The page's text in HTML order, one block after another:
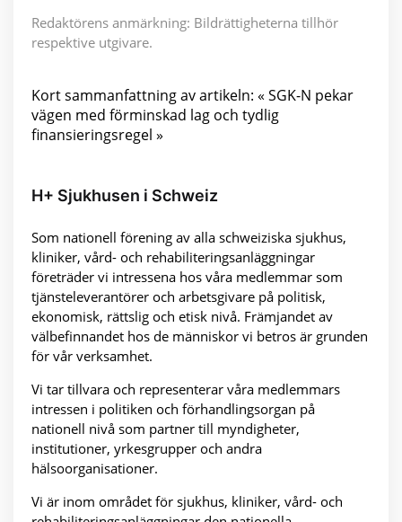
Redaktörens anmärkning: Bildrättigheterna tillhör
respektive utgivare.
Kort sammanfattning av artikeln: « SGK-N pekar
vägen med förminskad lag och tydlig
finansieringsregel »
H+ Sjukhusen i Schweiz
Som nationell förening av alla schweiziska sjukhus,
kliniker, vård- och rehabiliteringsanläggningar
företräder vi intressena hos våra medlemmar som
tjänsteleverantörer och arbetsgivare på politisk,
ekonomisk, rättslig och etisk nivå. Främjandet av
välbefinnandet hos de människor vi betros är grunden
för vår verksamhet.
Vi tar tillvara och representerar våra medlemmars
intressen i politiken och förhandlingsorgan på
nationell nivå som partner till myndigheter,
institutioner, yrkesgrupper och andra
hälsoorganisationer.
Vi är inom området för sjukhus, kliniker, vård- och